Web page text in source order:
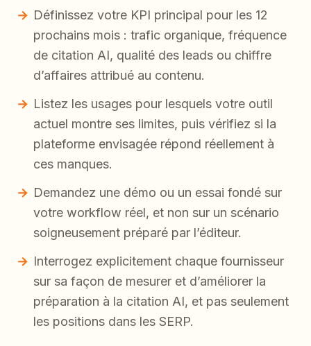
Définissez votre KPI principal pour les 12
prochains mois : trafic organique, fréquence
de citation AI, qualité des leads ou chiffre
d’affaires attribué au contenu.
Listez les usages pour lesquels votre outil
actuel montre ses limites, puis vérifiez si la
plateforme envisagée répond réellement à
ces manques.
Demandez une démo ou un essai fondé sur
votre workflow réel, et non sur un scénario
soigneusement préparé par l’éditeur.
Interrogez explicitement chaque fournisseur
sur sa façon de mesurer et d’améliorer la
préparation à la citation AI, et pas seulement
les positions dans les SERP.